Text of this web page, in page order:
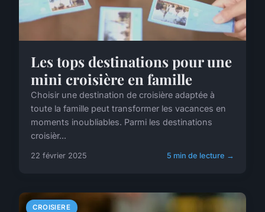
Les tops destinations pour une
mini croisière en famille
Choisir une destination de croisière adaptée à
toute la famille peut transformer les vacances en
moments inoubliables. Parmi les destinations
croisièr...
22 février 2025 5 min de lecture →
CROISIERE